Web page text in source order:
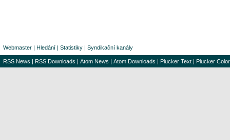
Webmaster | Hledání | Statistiky | Syndikační kanály
RSS News | RSS Downloads | Atom News | Atom Downloads | Plucker Text | Plucker Color